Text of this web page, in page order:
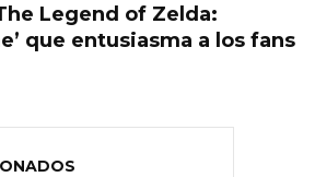
Legend of Zelda:
que entusiasma a los fans